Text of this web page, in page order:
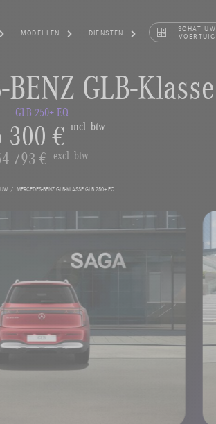
MODELLEN DIENSTEN SCHAT UW
VOERTUIG
BENZ GLB-Klasse
GLB 250+ EQ
300 € incl. btw
793 € excl. btw
MERCEDES-BENZ GLB-KLASSE GLB 250+ EQ